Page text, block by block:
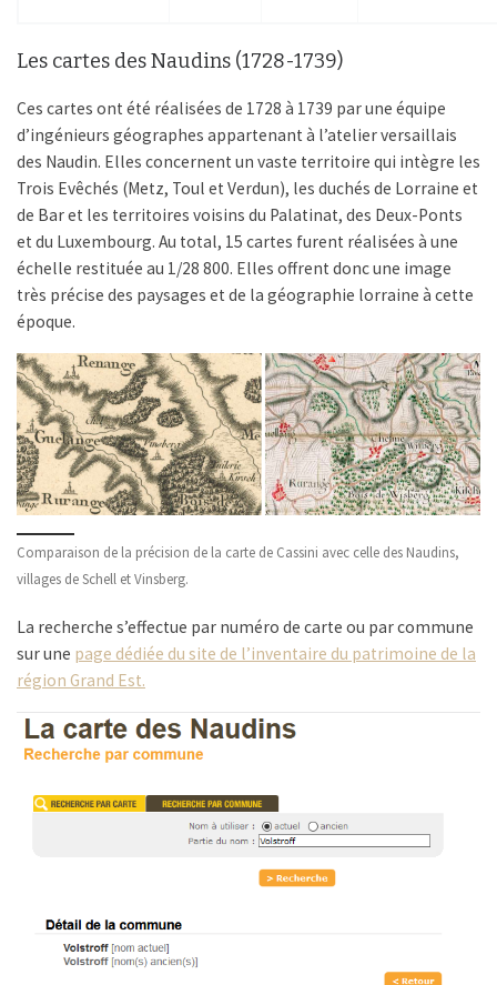
Les cartes des Naudins (1728-1739)
Ces cartes ont été réalisées de 1728 à 1739 par une équipe
d’ingénieurs géographes appartenant à l’atelier versaillais
des Naudin. Elles concernent un vaste territoire qui intègre les
Trois Evêchés (Metz, Toul et Verdun), les duchés de Lorraine et
de Bar et les territoires voisins du Palatinat, des Deux-Ponts
et du Luxembourg. Au total, 15 cartes furent réalisées à une
échelle restituée au 1/28 800. Elles offrent donc une image
très précise des paysages et de la géographie lorraine à cette
époque.
Comparaison de la précision de la carte de Cassini avec celle des Naudins,
villages de Schell et Vinsberg.
La recherche s’effectue par numéro de carte ou par commune
sur une page dédiée du site de l’inventaire du patrimoine de la
région Grand Est.